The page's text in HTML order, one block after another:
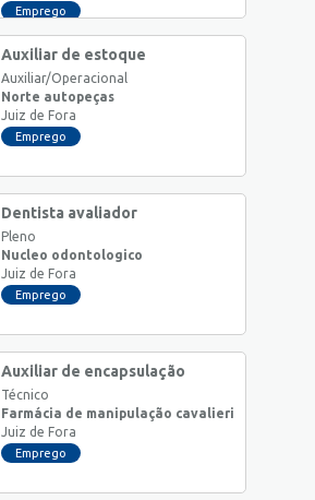
Emprego
Auxiliar de estoque
Auxiliar/Operacional
Norte autopeças
Juiz de Fora
Emprego
Dentista avaliador
Pleno
Nucleo odontologico
Juiz de Fora
Emprego
Auxiliar de encapsulação
Técnico
Farmácia de manipulação cavalieri
Juiz de Fora
Emprego